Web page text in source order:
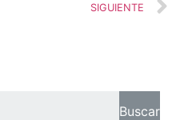
SIGUIENTE
Buscar